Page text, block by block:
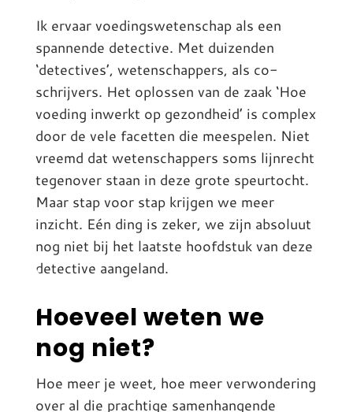
Ik ervaar voedingswetenschap als een
spannende detective. Met duizenden
‘detectives’, wetenschappers, als co-
schrijvers. Het oplossen van de zaak ‘Hoe
voeding inwerkt op gezondheid’ is complex
door de vele facetten die meespelen. Niet
vreemd dat wetenschappers soms lijnrecht
tegenover staan in deze grote speurtocht.
Maar stap voor stap krijgen we meer
inzicht. Eén ding is zeker, we zijn absoluut
nog niet bij het laatste hoofdstuk van deze
detective aangeland.
Hoeveel weten we
nog niet?
Hoe meer je weet, hoe meer verwondering
over al die prachtige samenhangende